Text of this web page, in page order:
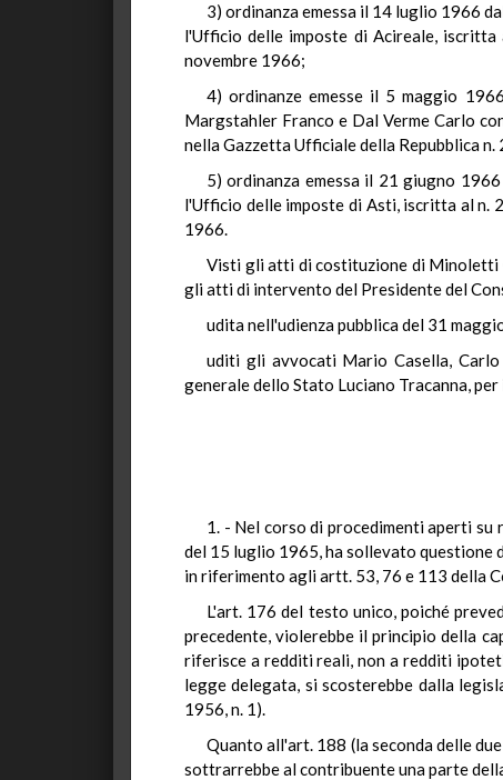
3) ordinanza emessa il 14 luglio 1966
l'Ufficio delle imposte di Acireale,
novembre 1966;
4) ordinanze emesse il 5 maggio
Margstahler Franco e Dal Verme Carlo
nella Gazzetta Ufficiale della Repubblica
5) ordinanza emessa il 21 giugno
l'Ufficio delle imposte di Asti, iscritta al n.
1966.
Visti gli atti di costituzione di Minoletti
gli atti di intervento del Presidente del
udita nell'udienza pubblica del 31
uditi gli avvocati Mario Casella,
generale dello Stato Luciano Tracanna,
1. - Nel corso di procedimenti aperti
del 15 luglio 1965, ha sollevato questione
in riferimento agli artt. 53, 76 e 113 della
L'art. 176 del testo unico, poiché
precedente, violerebbe il principio della
riferisce a redditi reali, non a redditi
legge delegata, si scosterebbe dalla
1956, n. 1).
Quanto all'art. 188 (la seconda delle
sottrarrebbe al contribuente una parte